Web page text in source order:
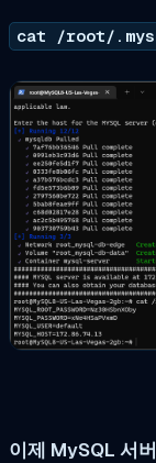
cat /root/
이제 MySQL 서